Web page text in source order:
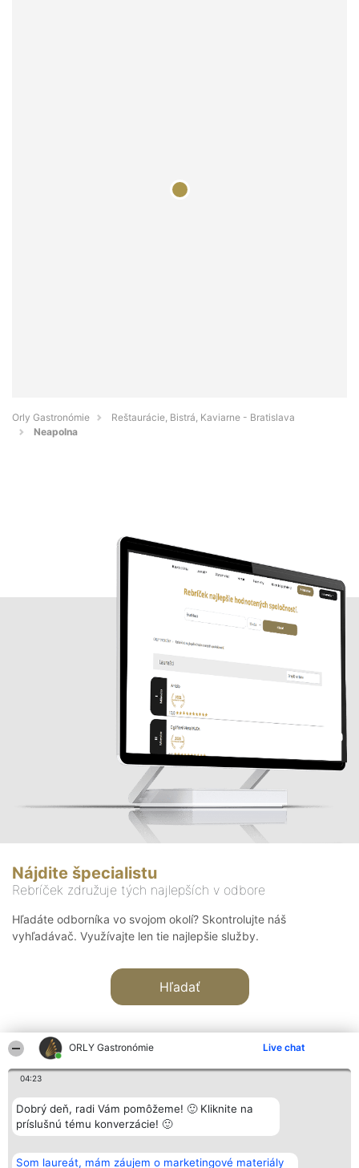
ORLY Gastronómie Live chat
04:23
Dobrý deň, radi Vám pomôžeme! 🙂 Kliknite na
príslušnú tému konverzácie! 🙂
Som laureát, mám záujem o marketingové materiály
Orly Gastronómie
Reštaurácie, Bistrá, Kaviarne - Bratislava
Neapolna
Nájdite špecialistu
Rebríček združuje tých najlepších v odbore
Hľadáte odborníka vo svojom okolí? Skontrolujte náš
vyhľadávač. Využívajte len tie najlepšie služby.
Hľadať
Organizátor hodnotenia
Bright Side Solutions sp. z o.
o. sp. k.
Wrocław 50-079
KRS 0000749100 | Regon
Hodnotenie
Laureáti
Lista
Laureatów
Podmienky
Kontakt
Kontakt